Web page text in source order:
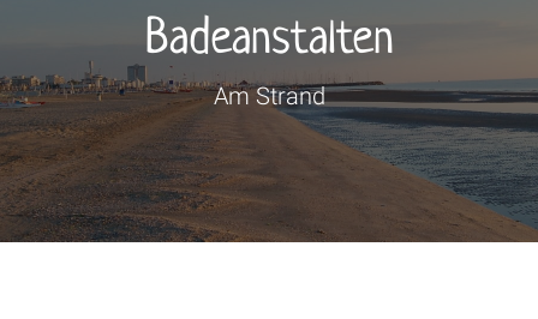
Tagliata
Badeanstalten
Am Strand